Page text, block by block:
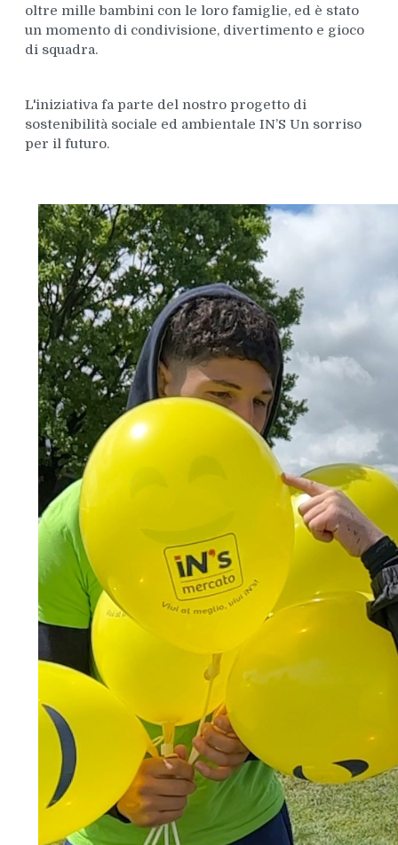
oltre mille bambini con le loro famiglie, ed è stato
un momento di condivisione, divertimento e gioco
di squadra.
L'iniziativa fa parte del nostro progetto di
sostenibilità sociale ed ambientale IN’S Un sorriso
per il futuro.